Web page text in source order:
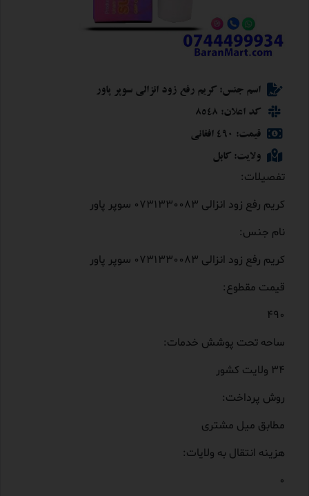
اسم جنس: کریم رفع زود انزالی سوپر پاور
کد اعلان: 8548
قیمت: 490 افغانی
ولایت: کابل
تفصیلات:
کریم رفع زود انزالی 0731330083 سوپر پاور
نام جنس:
کریم رفع زود انزالی 0731330083 سوپر پاور
قیمت مقطوع:
490
ساحه تحت پوشش خدمات:
34 ولایت کشور
روش پرداخت:
مطابق میل مشتری
هزینه انتقال به ولایات:
0